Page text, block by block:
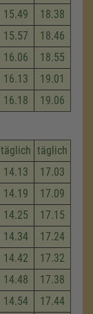
15.49
18.38
15.57
18.46
16.06
18.55
16.13
19.01
16.18 19.06
täglich täglich
14.13
17.03
14.19
17.09
14.25
17.15
14.34
17.24
14.42
17.32
14.48
17.38
14.54
17.44